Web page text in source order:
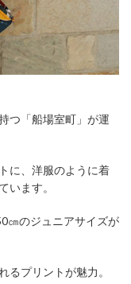
つ「船場室町」が運
に、洋服のように着
います。
㎝のジュニアサイズが
るプリントが魅力。